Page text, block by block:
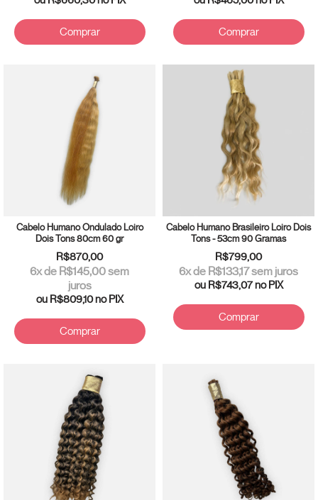
Comprar Comprar
Cabelo Humano Ondulado Loiro
Dois Tons 80cm 60 gr
R$870,00
6x de R$145,00sem
juros
ou R$809,10no PIX
Comprar
Cabelo Humano Brasileiro Loiro Dois
Tons - 53cm 90 Gramas
R$799,00
6x de R$133,17sem juros
ou R$743,07no PIX
Comprar